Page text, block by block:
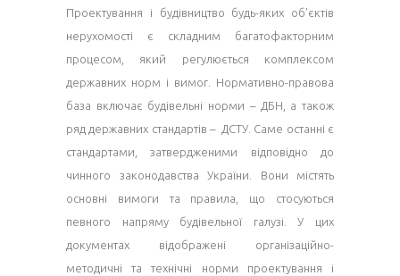
Проектування і будівництво будь-яких об’єктів
нерухомості є складним багатофакторним
процесом, який регулюється комплексом
державних норм і вимог. Нормативно-правова
база включає будівельні норми – ДБН, а також
ряд державних стандартів – ДСТУ. Саме останні є
стандартами, затвердженими відповідно до
чинного законодавства України. Вони містять
основні вимоги та правила, що стосуються
певного напряму будівельної галузі. У цих
документах відображені організаційно-
методичні та технічні норми проектування і